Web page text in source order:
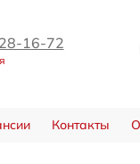
16-72
Контакты